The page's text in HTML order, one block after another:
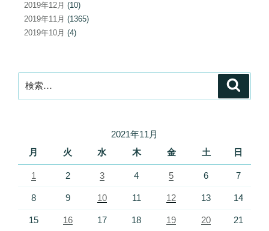
2019年12月 (10)
2019年11月 (1365)
2019年10月 (4)
索:
2021年11月
月
火 水 木 金 土 日
1 2 3 4 5 6 7
8 9 10 11 12 13 14
15 16 17 18 19 20 21